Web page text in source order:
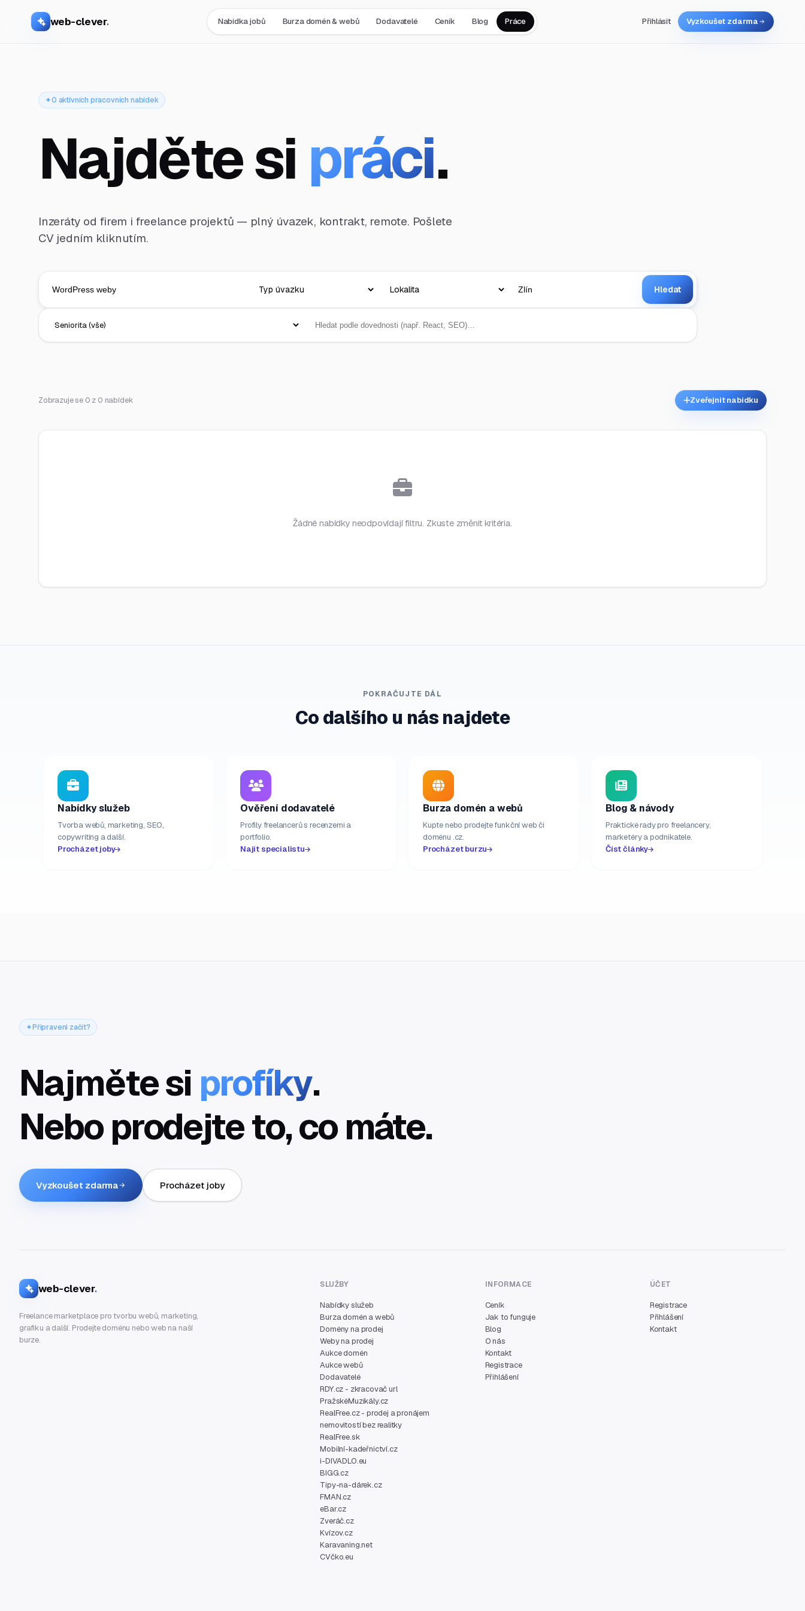
web-clever. Nabídka jobů Burza domén & webů Dodavatelé Ceník Blog Práce Přihlásit Vyzkoušet zdarma
0 aktivních pracovních nabídek
Najděte si práci.
Inzeráty od firem i freelance projektů — plný úvazek, kontrakt, remote. Pošlete
CV jedním kliknutím.
Hledat
Zobrazuje se 0 z 0 nabídek Zveřejnit nabídku
Žádné nabídky neodpovídají filtru. Zkuste změnit kritéria.
POKRAČUJTE DÁL
Co dalšího u nás najdete
Nabídky služeb
Tvorba webů, marketing, SEO,
copywriting a další.
Procházet joby
Ověření dodavatelé
Profily freelancerů s recenzemi a
portfolio.
Najít specialistu
Burza domén a webů
Kupte nebo prodejte funkční web či
doménu .cz.
Procházet burzu
Blog & návody
Praktické rady pro freelancery,
marketéry a podnikatele.
Číst články
Připraveni začít?
Najměte si profíky.
Nebo prodejte to, co máte.
Vyzkoušet zdarma Procházet joby
web-clever.
Freelance marketplace pro tvorbu webů, marketing,
grafiku a další. Prodejte doménu nebo web na naší
burze.
SLUŽBY
Nabídky služeb
Burza domén a webů
Domény na prodej
Weby na prodej
Aukce domén
Aukce webů
Dodavatelé
RDY.cz - zkracovač url
PražskéMuzikály.cz
RealFree.cz - prodej a pronájem
nemovitostí bez realitky
RealFree.sk
Mobilní-kadeřnictví.cz
i-DIVADLO.eu
BIGG.cz
Tipy-na-dárek.cz
FMAN.cz
eBar.cz
Zveráč.cz
Kvízov.cz
Karavaning.net
CVčko.eu
INFORMACE
Ceník
Jak to funguje
Blog
O nás
Kontakt
Registrace
Přihlášení
ÚČET
Registrace
Přihlášení
Kontakt